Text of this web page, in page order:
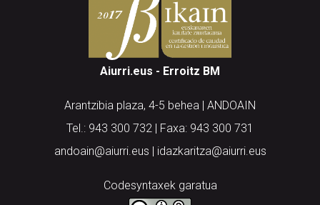
Aiurri.eus - Erroitz BM
Arantzibia plaza, 4-5 behea | ANDOAIN
Tel.: 943 300 732 | Faxa: 943 300 731
andoain@aiurri.eus | idazkaritza@aiurri.eus
Codesyntaxek garatua